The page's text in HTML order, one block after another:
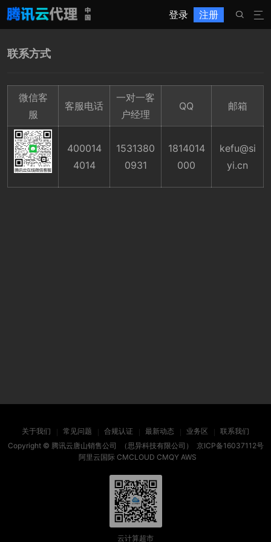
登录 注册 

联系方式
微信客
服
客服电话
一对一客
户经理
QQ 邮箱
400014
4014
1531380
0931
1814014
000
kefu@si
yi.cn
关于我们 常见问题 合规认证 最新动态 业务区
联系我们
Copyright © 腾讯云唐山销售公司 （思异科技有限公司） 京ICP备16037112号
阿里云国际 CMCLOUD CMQY AWS
云计算超市